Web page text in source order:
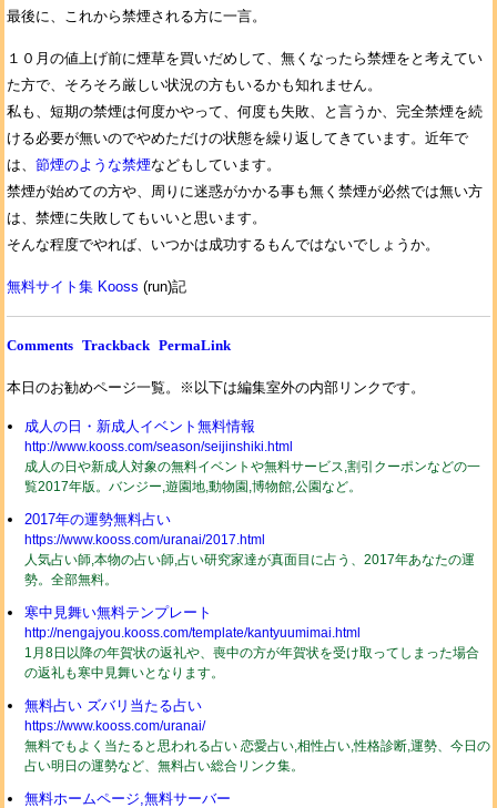
最後に、これから禁煙される方に一言。
１０月の値上げ前に煙草を買いだめして、無くなったら禁煙をと考えてい
た方で、そろそろ厳しい状況の方もいるかも知れません。
私も、短期の禁煙は何度かやって、何度も失敗、と言うか、完全禁煙を続
ける必要が無いのでやめただけの状態を繰り返してきています。近年で
は、 節煙のような禁煙などもしています。
禁煙が始めての方や、周りに迷惑がかかる事も無く禁煙が必然では無い方
は、禁煙に失敗してもいいと思います。
そんな程度でやれば、いつかは成功するもんではないでしょうか。
無料サイト集 Kooss (run)記
Comments Trackback PermaLink
本日のお勧めページ一覧。※以下は編集室外の内部リンクです。
成人の日・新成人イベント無料情報
http://www.kooss.com/season/seijinshiki.html
成人の日や新成人対象の無料イベントや無料サービス,割引クーポンなどの一
覧2017年版。バンジー,遊園地,動物園,博物館,公園など。
2017年の運勢無料占い
https://www.kooss.com/uranai/2017.html
人気占い師,本物の占い師,占い研究家達が真面目に占う、2017年あなたの運
勢。全部無料。
寒中見舞い無料テンプレート
http://nengajyou.kooss.com/template/kantyuumimai.html
1月8日以降の年賀状の返礼や、喪中の方が年賀状を受け取ってしまった場合
の返礼も寒中見舞いとなります。
無料占い ズバリ当たる占い
https://www.kooss.com/uranai/
無料でもよく当たると思われる占い 恋愛占い,相性占い,性格診断,運勢、今日の
占い明日の運勢など、無料占い総合リンク集。
無料ホームページ,無料サーバー